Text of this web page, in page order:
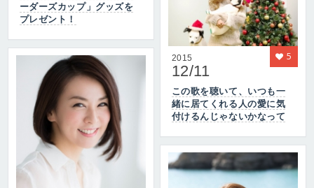
ーダーズカップ」グッズを
プレゼント！
2015
12/11
この歌を聴いて、いつも一
緒に居てくれる人の愛に気
付けるんじゃないかなって
5